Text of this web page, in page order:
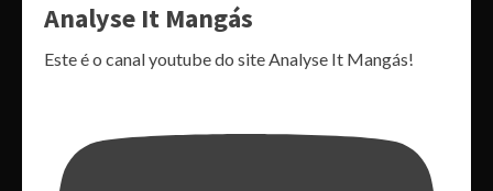
Analyse It Mangás
Este é o canal youtube do site Analyse It Mangás!